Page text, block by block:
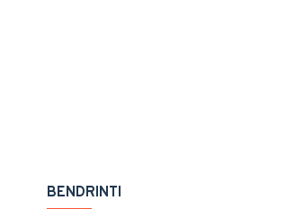
BENDRINTI